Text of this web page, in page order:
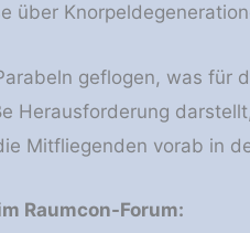
über
geflogen, was für
Herausforderung
Mitfliegenden vorab in
Raumcon-Forum: